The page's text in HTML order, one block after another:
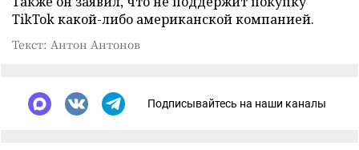
TikTok какой-либо американской компанией.
Текст: Антон Антонов
Подписывайтесь на наши каналы